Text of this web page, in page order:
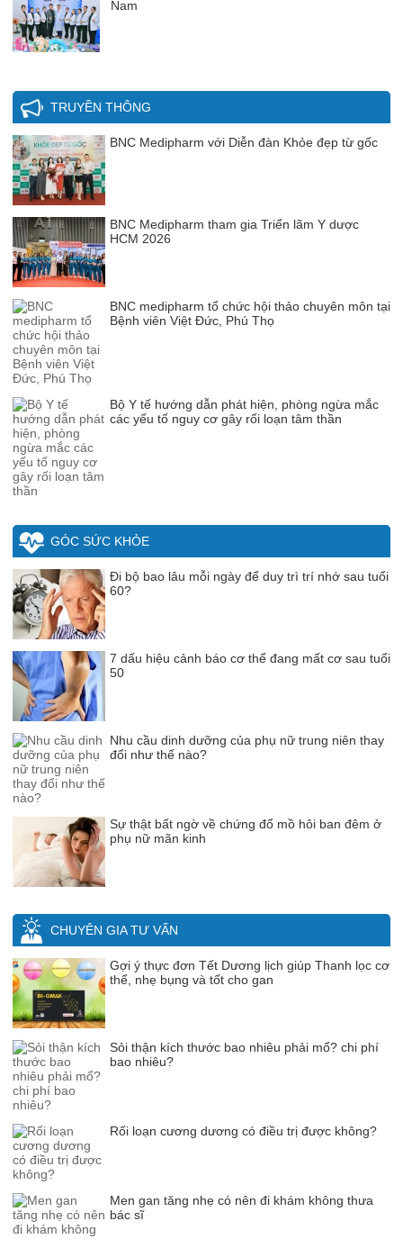
Nam
TRUYỀN THÔNG
BNC Medipharm với Diễn đàn Khỏe đẹp từ gốc
BNC Medipharm tham gia Triển lãm Y dược
HCM 2026
BNC medipharm tổ chức hội thảo chuyên môn tại
Bệnh viên Việt Đức, Phú Thọ
Bộ Y tế hướng dẫn phát hiện, phòng ngừa mắc
các yếu tố nguy cơ gây rối loạn tâm thần
GÓC SỨC KHỎE
Đi bộ bao lâu mỗi ngày để duy trì trí nhớ sau tuổi
60?
7 dấu hiệu cảnh báo cơ thể đang mất cơ sau tuổi
50
Nhu cầu dinh dưỡng của phụ nữ trung niên thay
đổi như thế nào?
Sự thật bất ngờ về chứng đổ mồ hôi ban đêm ở
phụ nữ mãn kinh
CHUYÊN GIA TƯ VẤN
Gợi ý thực đơn Tết Dương lịch giúp Thanh lọc cơ
thể, nhẹ bụng và tốt cho gan
Sỏi thận kích thước bao nhiêu phải mổ? chi phí
bao nhiêu?
Rối loạn cương dương có điều trị được không?
Men gan tăng nhẹ có nên đi khám không thưa
bác sĩ